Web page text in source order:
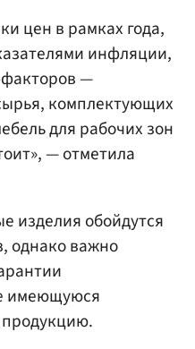
цен в рамках года,
инфляции,
факторов —
комплектующих
для рабочих зон
— отметила
изделия обойдутся
однако важно
имеющуюся